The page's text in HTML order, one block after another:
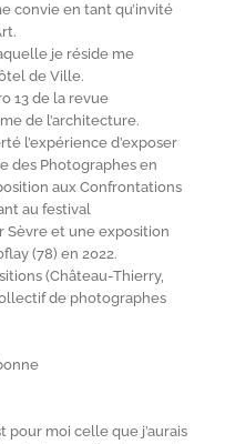
convie en tant qu’invité
je réside me
de Ville.
13 de la revue
de l’architecture.
l’expérience d’exposer
des Photographes en
aux Confrontations
au festival
Sèvre et une exposition
(78) en 2022.
(Château-Thierry,
de photographes
pour moi celle que j’aurais